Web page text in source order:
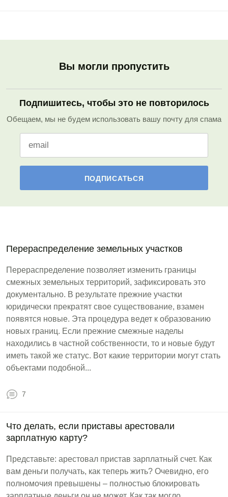
Вы могли пропустить
Подпишитесь, чтобы это не повторилось
Обещаем, мы не будем использовать вашу почту для спама
Перераспределение земельных участков
Перераспределение позволяет изменить границы
смежных земельных территорий, зафиксировать это
документально. В результате прежние участки
юридически прекратят свое существование, взамен
появятся новые. Эта процедура ведет к образованию
новых границ. Если прежние смежные наделы
находились в частной собственности, то и новые будут
иметь такой же статус. Вот какие территории могут стать
объектами подобной...
7
Что делать, если приставы арестовали
зарплатную карту?
Представьте: арестовал пристав зарплатный счет. Как
вам деньги получать, как теперь жить? Очевидно, его
полномочия превышены – полностью блокировать